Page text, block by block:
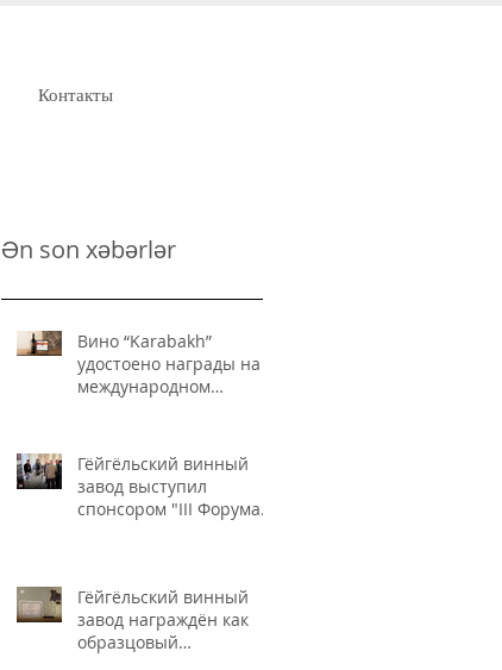
Контакты
Ən son xəbərlər
Вино “Karabakh”
удостоено награды на
международном
Гёйгёльский винный
завод выступил
спонсором "III Форума
продуктов"
Гёйгёльский винный
завод награждён как
образцовый